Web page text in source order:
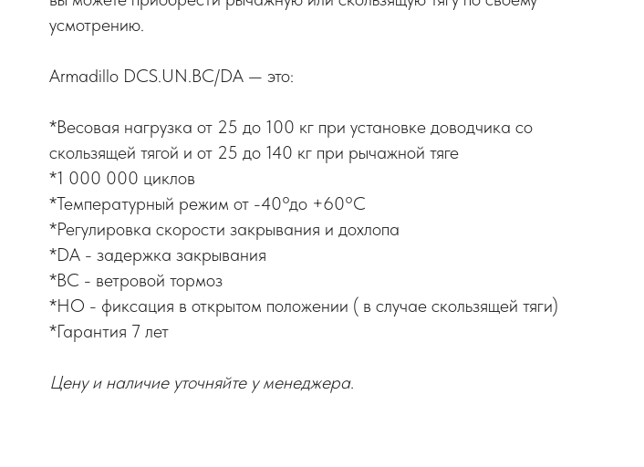
усмотрению.
Armadillo DCS.UN.BC/DA — это:
*Весовая нагрузка от 25 до 100 кг при установке доводчика со
скользящей тягой и от 25 до 140 кг при рычажной тяге
*1 000 000 циклов
*Температурный режим от -40°до +60°С
*Регулировка скорости закрывания и дохлопа
*DA - задержка закрывания
*BC - ветровой тормоз
*HO - фиксация в открытом положении ( в случае скользящей тяги)
*Гарантия 7 лет
Цену и наличие уточняйте у менеджера.